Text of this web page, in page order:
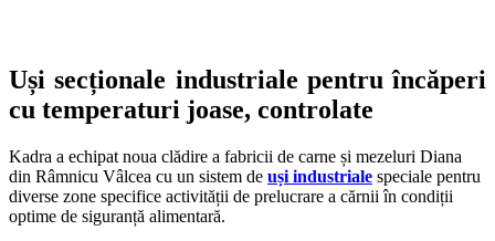
Uși secționale industriale pentru încăperi
cu temperaturi joase, controlate
Kadra a echipat noua clădire a fabricii de carne și mezeluri Diana
din Râmnicu Vâlcea cu un sistem de uși industriale speciale pentru
diverse zone specifice activității de prelucrare a cărnii în condiții
optime de siguranță alimentară.